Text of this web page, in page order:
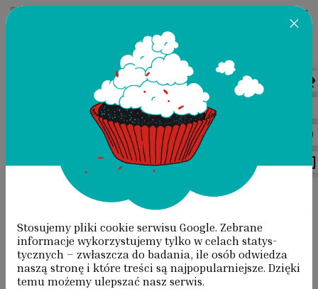
AKTUALNOŚCI
STRONA GŁÓWNA/ AKTUALNOŚCI/WSZYSTKO JASNE!
WSZYSTKO JASNE!
×
Stosujemy pliki cookie serwisu Google. Zebrane
informacje wyko­rzystujemy tylko w celach statys­
tycznych – zwłaszcza do badania, ile osób odwiedza
naszą stronę i które treści są najpopularniejsze. Dzięki
temu możemy ulepszać nasz serwis.